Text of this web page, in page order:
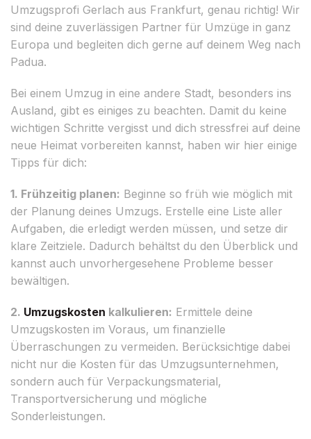
Umzugsprofi Gerlach aus Frankfurt, genau richtig! Wir
sind deine zuverlässigen Partner für Umzüge in ganz
Europa und begleiten dich gerne auf deinem Weg nach
Padua.
Bei einem Umzug in eine andere Stadt, besonders ins
Ausland, gibt es einiges zu beachten. Damit du keine
wichtigen Schritte vergisst und dich stressfrei auf deine
neue Heimat vorbereiten kannst, haben wir hier einige
Tipps für dich:
1. Frühzeitig planen: Beginne so früh wie möglich mit
der Planung deines Umzugs. Erstelle eine Liste aller
Aufgaben, die erledigt werden müssen, und setze dir
klare Zeitziele. Dadurch behältst du den Überblick und
kannst auch unvorhergesehene Probleme besser
bewältigen.
2. Umzugskosten kalkulieren: Ermittele deine
Umzugskosten im Voraus, um finanzielle
Überraschungen zu vermeiden. Berücksichtige dabei
nicht nur die Kosten für das Umzugsunternehmen,
sondern auch für Verpackungsmaterial,
Transportversicherung und mögliche
Sonderleistungen.